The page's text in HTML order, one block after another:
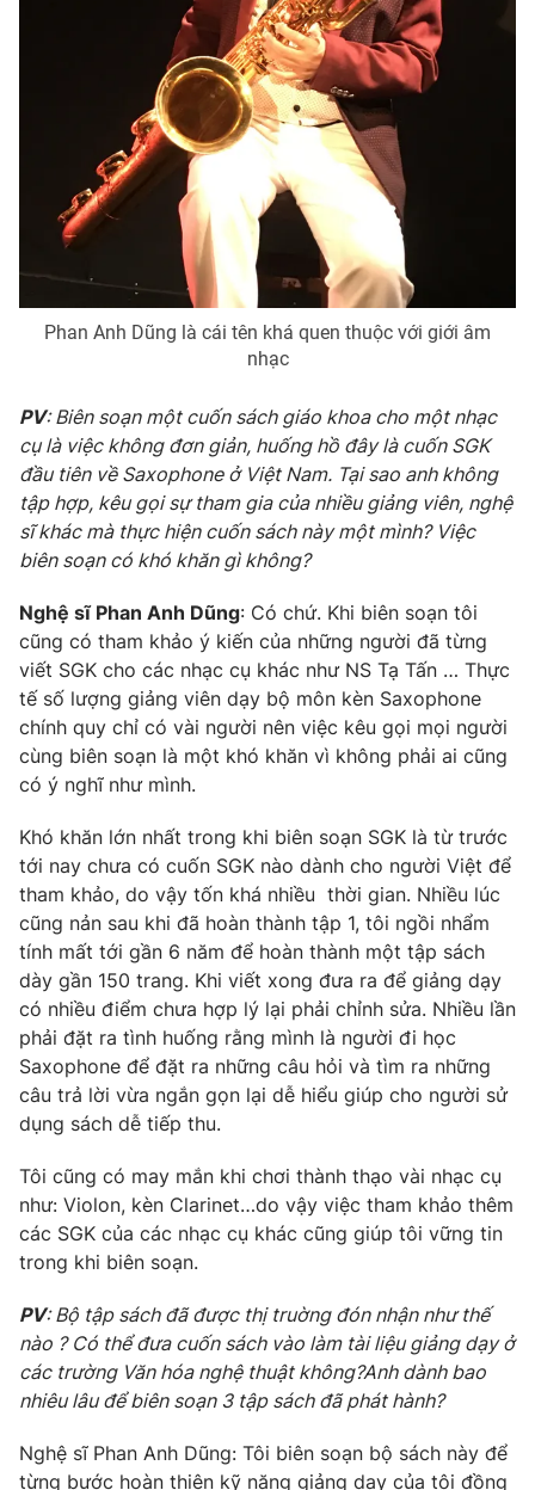
® Cấm sao chép dưới mọi hình thức nếu không có sự chấp
thuận bằng văn bản. Ghi rõ nguồn VTV.vn khi phát hành lại
thông tin từ website này.
Phan Anh Dũng là cái tên khá quen thuộc với giới âm
nhạc
PV: Biên soạn một cuốn sách giáo khoa cho một nhạc
cụ là việc không đơn giản, huống hồ đây là cuốn SGK
đầu tiên về Saxophone ở Việt Nam. Tại sao anh không
tập hợp, kêu gọi sự tham gia của nhiều giảng viên, nghệ
sĩ khác mà thực hiện cuốn sách này một mình? Việc
biên soạn có khó khăn gì không?
Nghệ sĩ Phan Anh Dũng: Có chứ. Khi biên soạn tôi
cũng có tham khảo ý kiến của những người đã từng
viết SGK cho các nhạc cụ khác như NS Tạ Tấn … Thực
tế số lượng giảng viên dạy bộ môn kèn Saxophone
chính quy chỉ có vài người nên việc kêu gọi mọi người
cùng biên soạn là một khó khăn vì không phải ai cũng
có ý nghĩ như mình.
Khó khăn lớn nhất trong khi biên soạn SGK là từ trước
tới nay chưa có cuốn SGK nào dành cho người Việt để
tham khảo, do vậy tốn khá nhiều thời gian. Nhiều lúc
cũng nản sau khi đã hoàn thành tập 1, tôi ngồi nhẩm
tính mất tới gần 6 năm để hoàn thành một tập sách
dày gần 150 trang. Khi viết xong đưa ra để giảng dạy
có nhiều điểm chưa hợp lý lại phải chỉnh sửa. Nhiều lần
phải đặt ra tình huống rằng mình là người đi học
Saxophone để đặt ra những câu hỏi và tìm ra những
câu trả lời vừa ngắn gọn lại dễ hiểu giúp cho người sử
dụng sách dễ tiếp thu.
Tôi cũng có may mắn khi chơi thành thạo vài nhạc cụ
như: Violon, kèn Clarinet…do vậy việc tham khảo thêm
các SGK của các nhạc cụ khác cũng giúp tôi vững tin
trong khi biên soạn.
PV: Bộ tập sách đã được thị truờng đón nhận như thế
nào ? Có thể đưa cuốn sách vào làm tài liệu giảng dạy ở
các trường Văn hóa nghệ thuật không?Anh dành bao
nhiêu lâu để biên soạn 3 tập sách đã phát hành?
Nghệ sĩ Phan Anh Dũng: Tôi biên soạn bộ sách này để
từng bước hoàn thiện kỹ năng giảng dạy của tôi đồng